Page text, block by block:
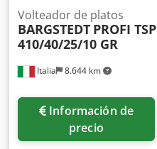
Italia 8.644 km
Volteador de platos
BARGSTEDT PROFI TSP
410/40/25/10 GR
Información de
precio